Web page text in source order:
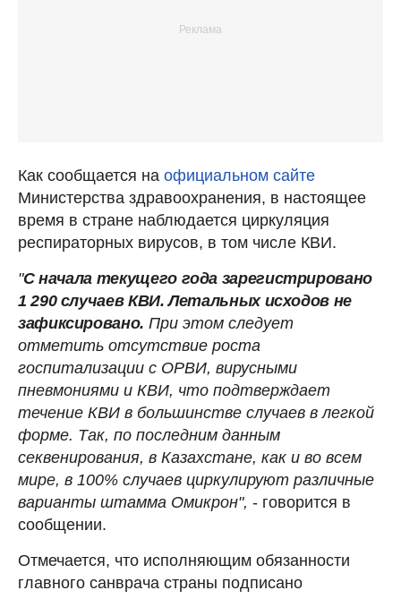
Как сообщается на официальном сайте
Министерства здравоохранения, в настоящее
время в стране наблюдается циркуляция
респираторных вирусов, в том числе КВИ.
"С начала текущего года зарегистрировано
1 290 случаев КВИ. Летальных исходов не
зафиксировано. При этом следует
отметить отсутствие роста
госпитализации с ОРВИ, вирусными
пневмониями и КВИ, что подтверждает
течение КВИ в большинстве случаев в легкой
форме. Так, по последним данным
секвенирования, в Казахстане, как и во всем
мире, в 100% случаев циркулируют различные
варианты штамма Омикрон", - говорится в
сообщении.
Отмечается, что исполняющим обязанности
главного санврача страны подписано